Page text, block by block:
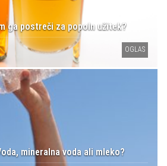
ga postreči za popoln užitek?
OGLAS
mineralna voda ali mleko?